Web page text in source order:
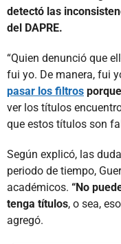
detectó las
del DAPRE.
“Quien denunció que
fui yo. De manera, fui
pasar los filtros
ver los títulos
que estos títulos son
Según explicó, las
periodo de tiempo,
académicos. “No
tenga títulos, o sea,
agregó.